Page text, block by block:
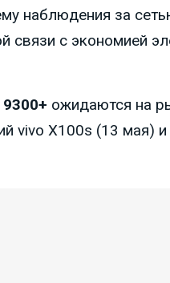
наблюдения за
связи с экономией
ожидаются на
vivo X100s (13 мая) и